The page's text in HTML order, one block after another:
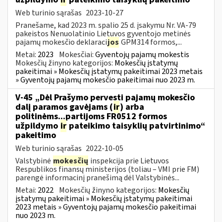
Web turinio sąrašas 2023-10-27
Pranešame, kad 2023 m. spalio 25 d. įsakymu Nr. VA-79
pakeistos Nenuolatinio Lietuvos gyventojo metinės
pajamų mokesčio deklaracijos GPM314 formos,...
Metai: 2023 Mokesčiai:Gyventojų pajamų mokestis
Mokesčių žinyno kategorijos: Mokesčių įstatymų
pakeitimai » Mokesčių įstatymų pakeitimai 2023 metais
» Gyventojų pajamų mokesčio pakeitimai nuo 2023 m.
V-45 „Dėl Prašymo pervesti pajamų mokesčio
dalį paramos gavėjams (ir) arba
politinėms...partijoms FR0512 formos
užpildymo ir pateikimo taisyklių patvirtinimo“
pakeitimo
Web turinio sąrašas 2022-10-05
Valstybinė mokesčių inspekcija prie Lietuvos
Respublikos finansų ministerijos (toliau – VMI prie FM)
parengė informacinį pranešimą dėl Valstybinės...
Metai: 2022 Mokesčių žinyno kategorijos: Mokesčių
įstatymų pakeitimai » Mokesčių įstatymų pakeitimai
2023 metais » Gyventojų pajamų mokesčio pakeitimai
nuo 2023 m.